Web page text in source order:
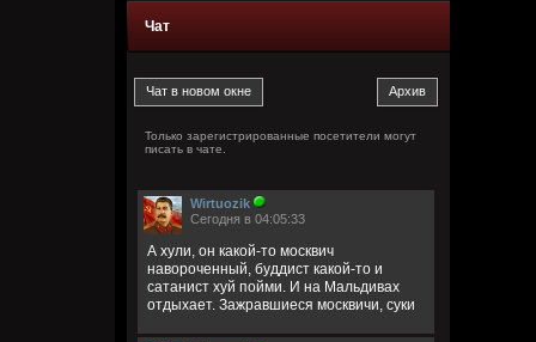
Чат
Только зарегистрированные посетители могут
писать в чате.
Wirtuozik
Сегодня в 04:05:33
А хули, он какой-то москвич
навороченный, буддист какой-то и
сатанист хуй пойми. И на Мальдивах
отдыхает. Зажравшиеся москвичи, суки